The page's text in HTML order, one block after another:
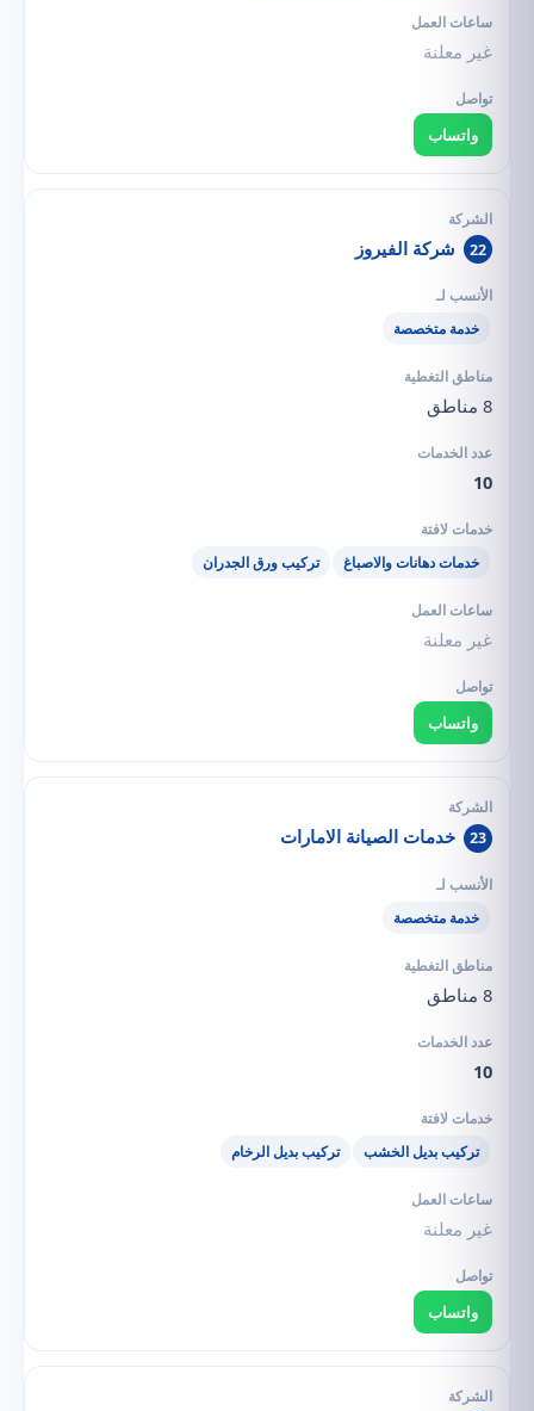
غير معلنة
واتساب
22 شركة الفيروز
خدمة متخصصة
8 مناطق
10
خدمات دهانات والاصباغ تركيب ورق الجدران
غير معلنة
واتساب
23 خدمات الصيانة الامارات
خدمة متخصصة
8 مناطق
10
تركيب بديل الخشب تركيب بديل الرخام
غير معلنة
واتساب